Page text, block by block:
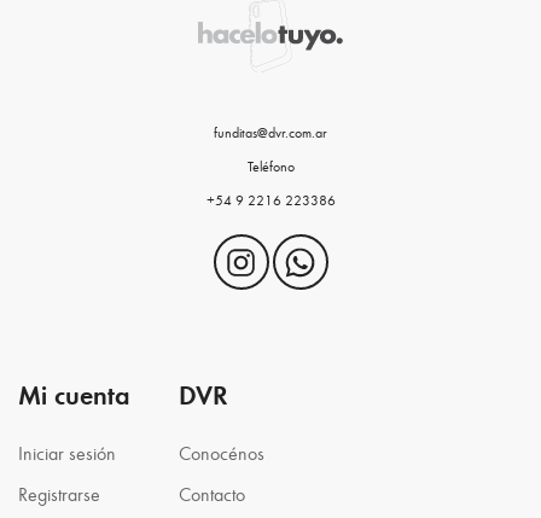
funditas@dvr.com.ar
Teléfono
+54 9 2216 223386
Mi cuenta
Iniciar sesión
Registrarse
DVR
Conocénos
Contacto